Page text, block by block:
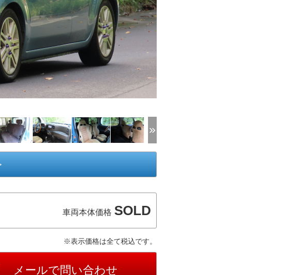
車両本体価格 SOLD
※表示価格は全て税込です。